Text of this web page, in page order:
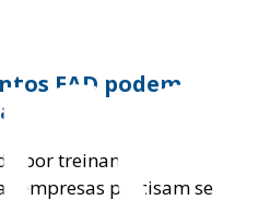
EAD podem
por treinamentos de
empresas precisam se